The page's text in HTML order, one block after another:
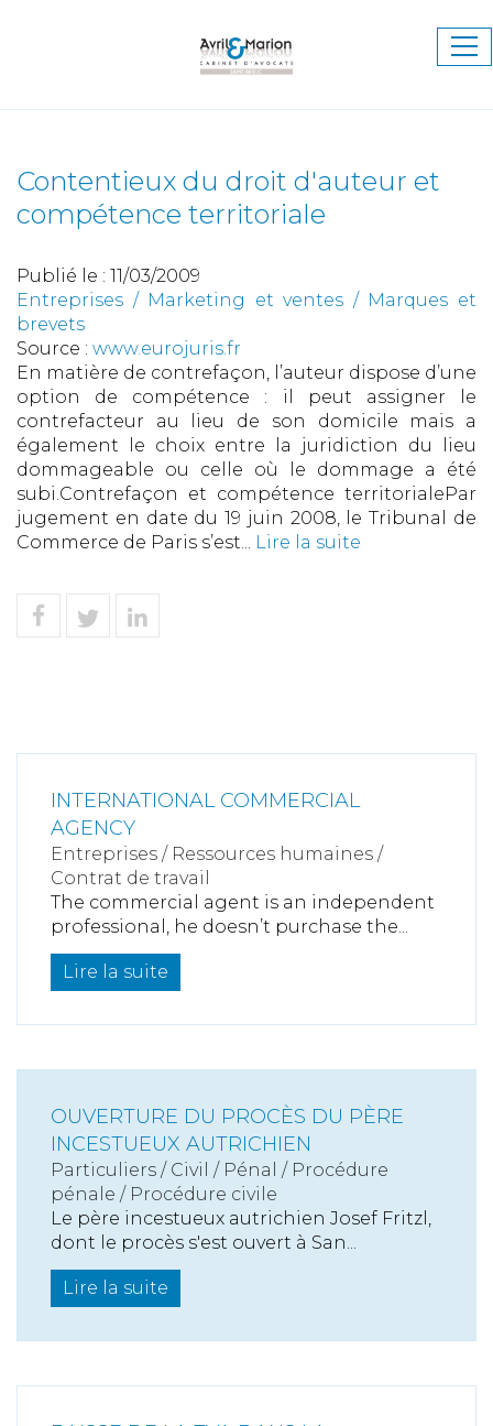
Contentieux du droit d'auteur et
compétence territoriale
Publié le : 11/03/2009
Entreprises / Marketing et ventes / Marques et
brevets
Source : www.eurojuris.fr
En matière de contrefaçon, l’auteur dispose d’une
option de compétence : il peut assigner le
contrefacteur au lieu de son domicile mais a
également le choix entre la juridiction du lieu
dommageable ou celle où le dommage a été
subi.Contrefaçon et compétence territorialePar
jugement en date du 19 juin 2008, le Tribunal de
Commerce de Paris s’est... Lire la suite
INTERNATIONAL COMMERCIAL
AGENCY
Entreprises / Ressources humaines /
Contrat de travail
The commercial agent is an independent
professional, he doesn’t purchase the...
Lire la suite
OUVERTURE DU PROCÈS DU PÈRE
INCESTUEUX AUTRICHIEN
Particuliers / Civil / Pénal / Procédure
pénale / Procédure civile
Le père incestueux autrichien Josef Fritzl,
dont le procès s'est ouvert à San...
Lire la suite